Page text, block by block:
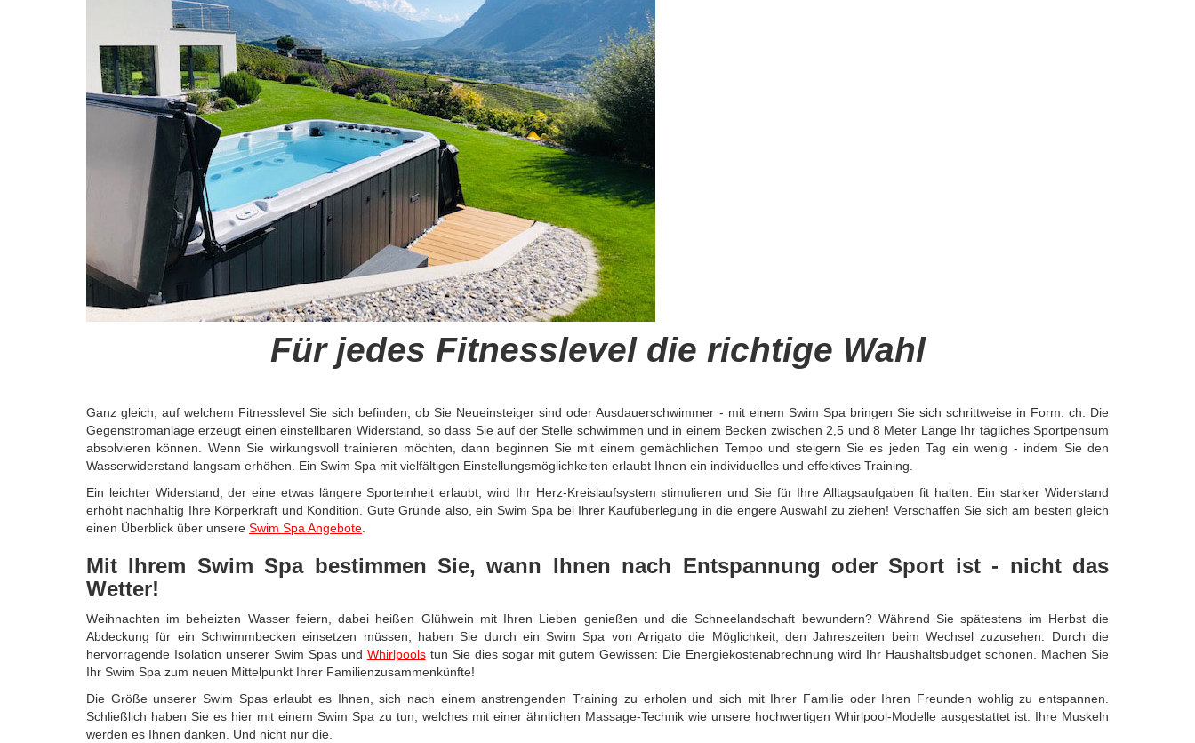
Für jedes Fitnesslevel die richtige Wahl
Ganz gleich, auf welchem Fitnesslevel Sie sich befinden; ob Sie Neueinsteiger sind oder Ausdauerschwimmer - mit einem Swim Spa bringen Sie sich schrittweise in Form. ch. Die
Gegenstromanlage erzeugt einen einstellbaren Widerstand, so dass Sie auf der Stelle schwimmen und in einem Becken zwischen 2,5 und 8 Meter Länge Ihr tägliches Sportpensum
absolvieren können. Wenn Sie wirkungsvoll trainieren möchten, dann beginnen Sie mit einem gemächlichen Tempo und steigern Sie es jeden Tag ein wenig - indem Sie den
Wasserwiderstand langsam erhöhen. Ein Swim Spa mit vielfältigen Einstellungsmöglichkeiten erlaubt Ihnen ein individuelles und effektives Training.
Ein leichter Widerstand, der eine etwas längere Sporteinheit erlaubt, wird Ihr Herz-Kreislaufsystem stimulieren und Sie für Ihre Alltagsaufgaben fit halten. Ein starker Widerstand
erhöht nachhaltig Ihre Körperkraft und Kondition. Gute Gründe also, ein Swim Spa bei Ihrer Kaufüberlegung in die engere Auswahl zu ziehen! Verschaffen Sie sich am besten gleich
einen Überblick über unsere Swim Spa Angebote.
Mit Ihrem Swim Spa bestimmen Sie, wann Ihnen nach Entspannung oder Sport ist - nicht das
Wetter!
Weihnachten im beheizten Wasser feiern, dabei heißen Glühwein mit Ihren Lieben genießen und die Schneelandschaft bewundern? Während Sie spätestens im Herbst die
Abdeckung für ein Schwimmbecken einsetzen müssen, haben Sie durch ein Swim Spa von Arrigato die Möglichkeit, den Jahreszeiten beim Wechsel zuzusehen. Durch die
hervorragende Isolation unserer Swim Spas und Whirlpoolstun Sie dies sogar mit gutem Gewissen: Die Energiekostenabrechnung wird Ihr Haushaltsbudget schonen. Machen Sie
Ihr Swim Spa zum neuen Mittelpunkt Ihrer Familienzusammenkünfte!
Die Größe unserer Swim Spas erlaubt es Ihnen, sich nach einem anstrengenden Training zu erholen und sich mit Ihrer Familie oder Ihren Freunden wohlig zu entspannen.
Schließlich haben Sie es hier mit einem Swim Spa zu tun, welches mit einer ähnlichen Massage-Technik wie unsere hochwertigen Whirlpool-Modelle ausgestattet ist. Ihre Muskeln
werden es Ihnen danken. Und nicht nur die.